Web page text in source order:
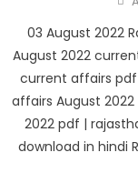
03 August 2022
August 2022
current affairs pdf
affairs August
2022 pdf |
download in hindi